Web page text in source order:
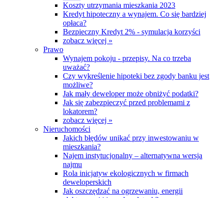
Koszty utrzymania mieszkania 2023
Kredyt hipoteczny a wynajem. Co się bardziej
opłaca?
Bezpieczny Kredyt 2% - symulacja korzyści
zobacz więcej »
Prawo
Wynajem pokoju - przepisy. Na co trzeba
uważać?
Czy wykreślenie hipoteki bez zgody banku jest
możliwe?
Jak mały deweloper może obniżyć podatki?
Jak się zabezpieczyć przed problemami z
lokatorem?
zobacz więcej »
Nieruchomości
Jakich błędów unikać przy inwestowaniu w
mieszkania?
Najem instytucjonalny – alternatywna wersja
najmu
Rola inicjatyw ekologicznych w firmach
deweloperskich
Jak oszczędzać na ogrzewaniu, energii